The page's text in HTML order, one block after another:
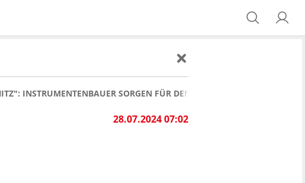
INSTRUMENTENBAUER SORGEN FÜR DEN GUTEN TON
28.07.2024 07:02